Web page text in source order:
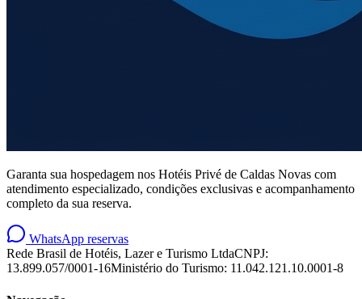
Garanta sua hospedagem nos Hotéis Privé de Caldas Novas com
atendimento especializado, condições exclusivas e acompanhamento
completo da sua reserva.
WhatsApp reservas
Rede Brasil de Hotéis, Lazer e Turismo LtdaCNPJ:
13.899.057/0001-16Ministério do Turismo: 11.042.121.10.0001-8